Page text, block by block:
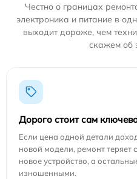
Честно о границах
электроника и питание в
выходит дороже, чем
скажем об
Дорого стоит сам
Если цена одной детали
новой модели, ремонт теряет
новое устройство, а
изношенными.